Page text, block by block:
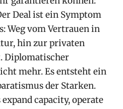
Deal ist ein Symptom
Weg vom Vertrauen in
hin zur privaten
Diplomatischer
mehr. Es entsteht ein
der Starken.
capacity, operate